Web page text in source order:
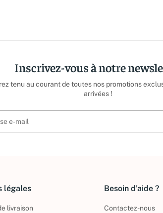
Inscrivez-vous à notre
tenu au courant de toutes nos promotions
arrivées !
légales
livraison
Besoin d'aide ?
Contactez-nous